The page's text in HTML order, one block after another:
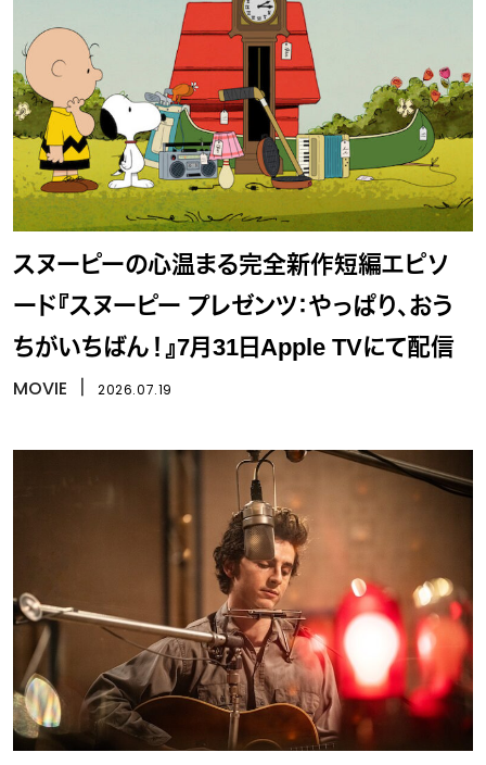
スヌーピーの心温まる完全新作短編エピソ
ード『スヌーピー プレゼンツ：やっぱり、おう
ちがいちばん！』7月31日Apple TVにて配信
MOVIE 2026.07.19